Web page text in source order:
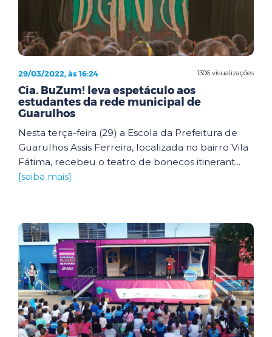
1306 visualizações
29/03/2022, às 16:24
Cia. BuZum! leva espetáculo aos
estudantes da rede municipal de
Guarulhos
Nesta terça-feira (29) a Escola da Prefeitura de
Guarulhos Assis Ferreira, localizada no bairro Vila
Fátima, recebeu o teatro de bonecos itinerant...
[saiba mais]